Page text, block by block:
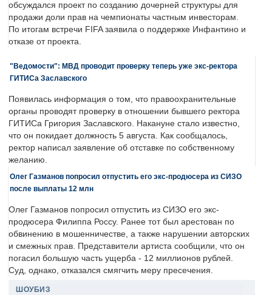
обсуждался проект по созданию дочерней структуры для
продажи доли прав на чемпионаты частным инвесторам.
По итогам встречи FIFA заявила о поддержке Инфантино и
отказе от проекта.
"Ведомости": МВД проводит проверку теперь уже экс-ректора
ГИТИСа Заславского
Появилась информация о том, что правоохранительные
органы проводят проверку в отношении бывшего ректора
ГИТИСа Григория Заславского. Накануне стало известно,
что он покидает должность 5 августа. Как сообщалось,
ректор написал заявление об отставке по собственному
желанию.
Олег Газманов попросил отпустить его экс-продюсера из СИЗО
после выплаты 12 млн
Олег Газманов попросил отпустить из СИЗО его экс-
продюсера Филиппа Россу. Ранее тот был арестован по
обвинению в мошенничестве, а также нарушении авторских
и смежных прав. Представители артиста сообщили, что он
погасил большую часть ущерба - 12 миллионов рублей.
Суд, однако, отказался смягчить меру пресечения.
ШОУБИЗ